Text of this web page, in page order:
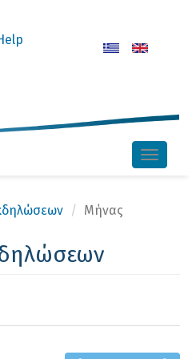
Toggle
Μήνας